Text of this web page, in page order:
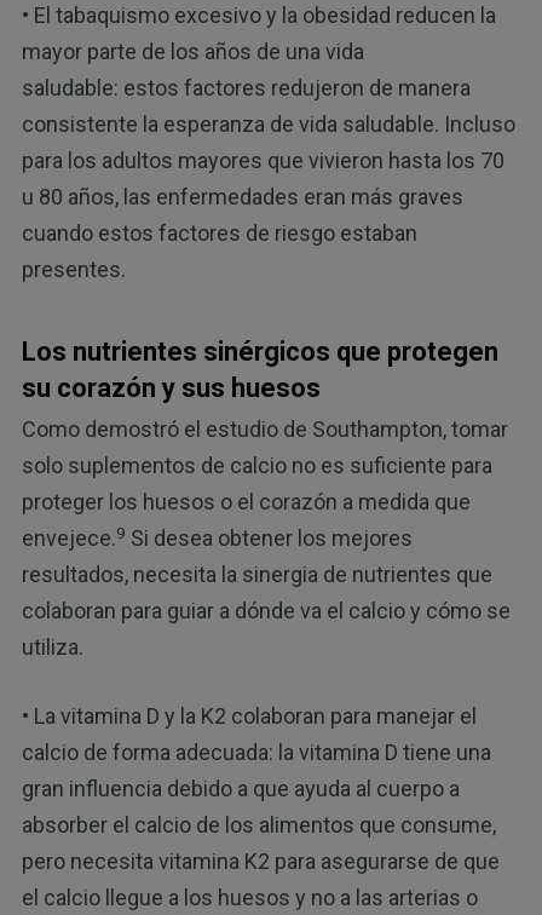
• El tabaquismo excesivo y la obesidad reducen la
mayor parte de los años de una vida
saludable: estos factores redujeron de manera
consistente la esperanza de vida saludable. Incluso
para los adultos mayores que vivieron hasta los 70
u 80 años, las enfermedades eran más graves
cuando estos factores de riesgo estaban
presentes.
Los nutrientes sinérgicos que protegen
su corazón y sus huesos
Como demostró el estudio de Southampton, tomar
solo suplementos de calcio no es suficiente para
proteger los huesos o el corazón a medida que
envejece.9 Si desea obtener los mejores
resultados, necesita la sinergia de nutrientes que
colaboran para guiar a dónde va el calcio y cómo se
utiliza.
• La vitamina D y la K2 colaboran para manejar el
calcio de forma adecuada: la vitamina D tiene una
gran influencia debido a que ayuda al cuerpo a
absorber el calcio de los alimentos que consume,
pero necesita vitamina K2 para asegurarse de que
el calcio llegue a los huesos y no a las arterias o